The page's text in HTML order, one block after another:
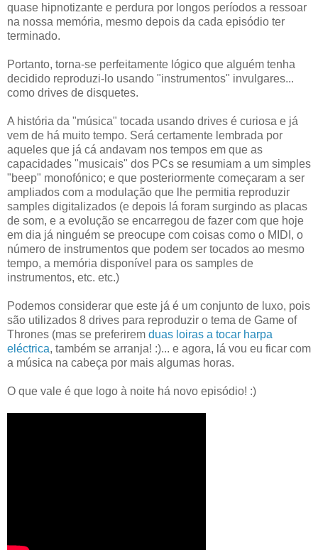
quase hipnotizante e perdura por longos períodos a ressoar
na nossa memória, mesmo depois da cada episódio ter
terminado.
Portanto, torna-se perfeitamente lógico que alguém tenha
decidido reproduzi-lo usando "instrumentos" invulgares...
como drives de disquetes.
A história da "música" tocada usando drives é curiosa e já
vem de há muito tempo. Será certamente lembrada por
aqueles que já cá andavam nos tempos em que as
capacidades "musicais" dos PCs se resumiam a um simples
"beep" monofónico; e que posteriormente começaram a ser
ampliados com a modulação que lhe permitia reproduzir
samples digitalizados (e depois lá foram surgindo as placas
de som, e a evolução se encarregou de fazer com que hoje
em dia já ninguém se preocupe com coisas como o MIDI, o
número de instrumentos que podem ser tocados ao mesmo
tempo, a memória disponível para os samples de
instrumentos, etc. etc.)
Podemos considerar que este já é um conjunto de luxo, pois
são utilizados 8 drives para reproduzir o tema de Game of
Thrones (mas se preferirem duas loiras a tocar harpa
eléctrica, também se arranja! :)... e agora, lá vou eu ficar com
a música na cabeça por mais algumas horas.
O que vale é que logo à noite há novo episódio! :)